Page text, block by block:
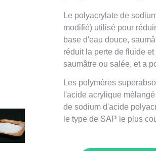
Le polyacrylate de
modifié) utilisé pour
base d'eau douce,
réduit la perte de fluide
saumâtre ou salée, et a
Les polymères
l'acide acrylique
de sodium d'acide
le type de SAP le plus